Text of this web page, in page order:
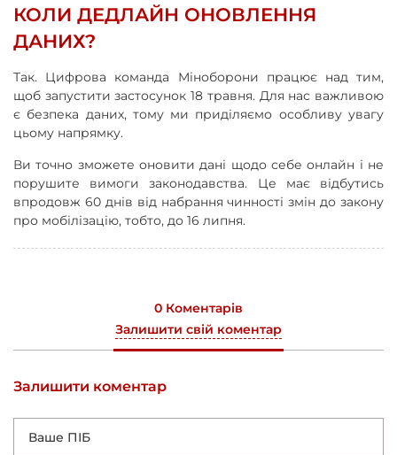
КОЛИ ДЕДЛАЙН ОНОВЛЕННЯ
ДАНИХ?
Так. Цифрова команда Міноборони працює над тим,
щоб запустити застосунок 18 травня. Для нас важливою
є безпека даних, тому ми приділяємо особливу увагу
цьому напрямку.
Ви точно зможете оновити дані щодо себе онлайн і не
порушите вимоги законодавства. Це має відбутись
впродовж 60 днів від набрання чинності змін до закону
про мобілізацію, тобто, до 16 липня.
0 Коментарів
Залишити свій коментар
Залишити коментар